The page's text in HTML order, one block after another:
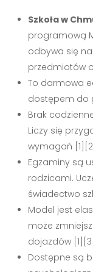
Szkoła w
programową
odbywa się
przedmiotów
To darmowa
dostępem do
Brak
Liczy się
wymagań
Egzaminy są
rodzicami.
świadectwo
Model jest
może
dojazdów
Dostępne są